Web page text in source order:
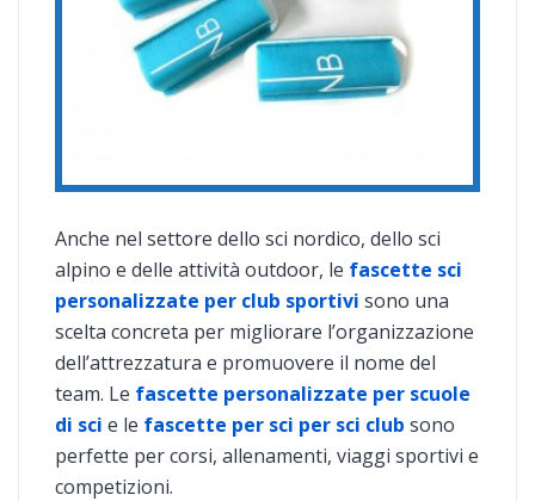
Anche nel settore dello sci nordico, dello sci
alpino e delle attività outdoor, le fascette sci
personalizzate per club sportivi sono una
scelta concreta per migliorare l’organizzazione
dell’attrezzatura e promuovere il nome del
team. Le fascette personalizzate per scuole
di sci e le fascette per sci per sci club sono
perfette per corsi, allenamenti, viaggi sportivi e
competizioni.